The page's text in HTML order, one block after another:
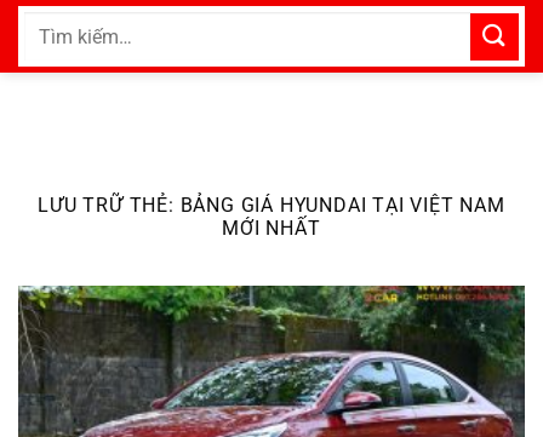
Bỏ
nội
Tìm
LƯU TRỮ THẺ: BẢNG GIÁ HYUNDAI TẠI VIỆT NAM
MỚI NHẤT